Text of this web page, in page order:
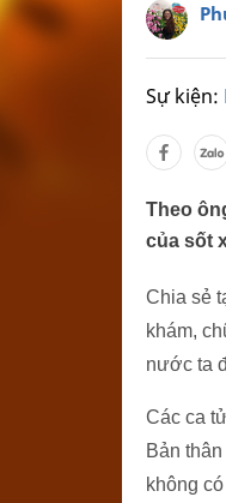
Sự kiện:
Theo
của sốt
Chia sẻ
khám,
nước ta
Các ca
Bản
không